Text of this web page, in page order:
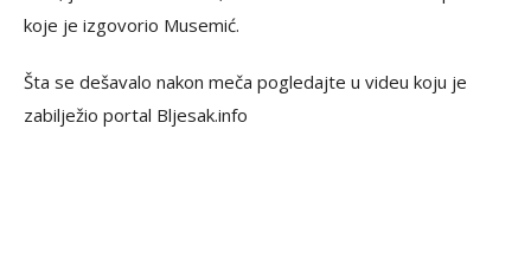
koje je izgovorio Musemić.
Šta se dešavalo nakon meča pogledajte u videu koju je
zabilježio portal Bljesak.info